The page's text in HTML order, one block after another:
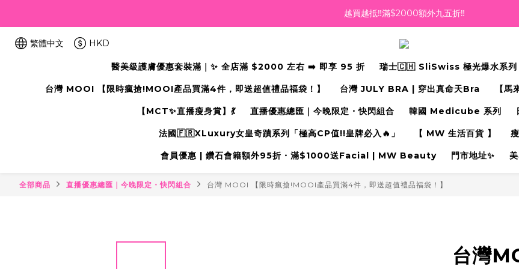
越買越抵‼️滿$2000額外九五折‼️
☀️【Summer Sales 盛夏狂歡】滿 $700 即減 $40！🔥
繁體中文 HKD
醫美級護膚優惠套裝滿｜✨ 全店滿 $2000 左右 ➡️ 即享 95 折 瑞士🇨🇭 SliSwiss 極光爆水系列
台灣 MOOI 【限時瘋搶!MOOI產品買滿4件，即送超值禮品福袋！】 台灣 JULY BRA | 穿出真命天Bra⁠ 【馬
【MCT✨直播瘦身賞】💃 直播優惠總匯｜今晚限定・快閃組合 韓國 Medicube 系列
法國🇫🇷XLuxury女皇奇蹟系列「極高CP值!!皇牌必入🔥」 【 MW 生活百貨 】
會員優惠 | 鑽石會籍額外95折・滿$1000送Facial | MW Beauty 門市地址✨
全部商品 直播優惠總匯｜今晚限定・快閃組合 台灣 MOOI 【限時瘋搶!MOOI產品買滿4件，即送超值禮品福袋！】
台灣